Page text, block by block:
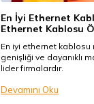
En İyi Ethernet
Ethernet Kablosu
En iyi ethernet kablosu
genişliği ve dayanıklı
lider firmalardır.
Devamını Oku